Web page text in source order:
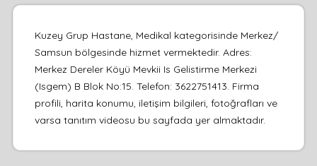
Kuzey Grup Hastane, Medikal kategorisinde Merkez/
Samsun bölgesinde hizmet vermektedir. Adres:
Merkez Dereler Köyü Mevkii Is Gelistirme Merkezi
(Isgem) B Blok No:15. Telefon: 3622751413. Firma
profili, harita konumu, iletişim bilgileri, fotoğrafları ve
varsa tanıtım videosu bu sayfada yer almaktadır.